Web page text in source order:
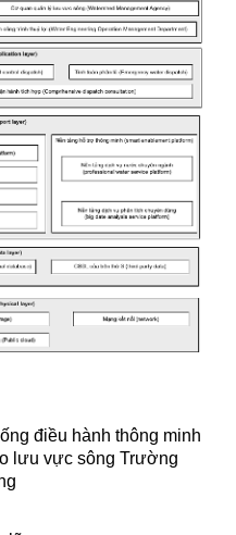
điều hành thông minh
lưu vực sông Trường